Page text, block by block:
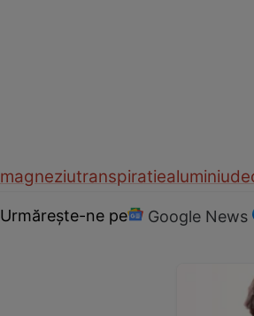
magneziutranspiratiealuminiu
Urmărește-ne pe Google News